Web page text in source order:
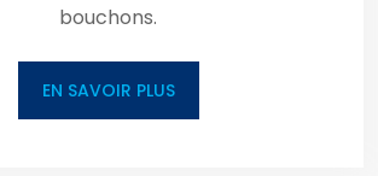
bouchons.
EN SAVOIR PLUS